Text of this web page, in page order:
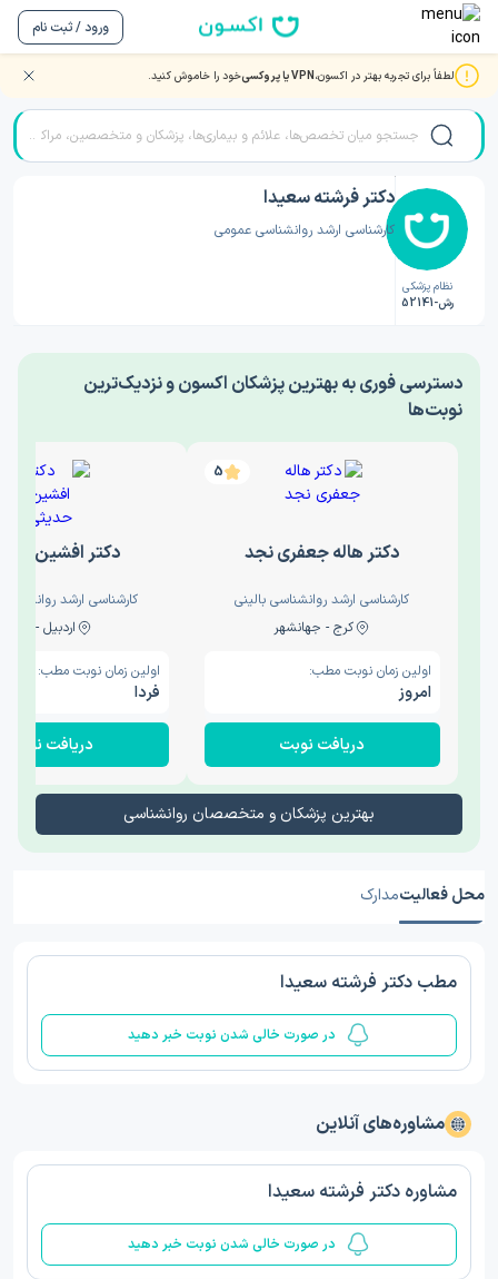
ورود / ثبت نام
لطفاً برای تجربه بهتر در اکسون،VPN یا پروکسی خود را خاموش کنید. صفحه اصلی/دکتر روانشناسی/دکتر فرشته سعیدا
نظام پزشکی
رش-52141
دکتر فرشته سعیدا
کارشناسی ارشد روانشناسی عمومی
‎دسترسی فوری به بهترین پزشکان اکسون و نزدیک‌ترین
نوبت‌ها
5
دکتر هاله جعفری نجد
کارشناسی ارشد روانشناسی بالینی
کرج - جهانشهر
اولین زمان نوبت مطب:
امروز
دریافت نوبت
دکتر افشین
کارشناسی ارشد
اردبیل - والی
اولین زمان نوبت مطب:
فردا
دریافت نوبت
بهترین پزشکان و متخصصان روانشناسی
محل فعالیتمدارک
مطب دکتر فرشته سعیدا
در صورت خالی شدن نوبت خبر دهید
مشاوره‌های آنلاین
مشاوره دکتر فرشته سعیدا
در صورت خالی شدن نوبت خبر دهید